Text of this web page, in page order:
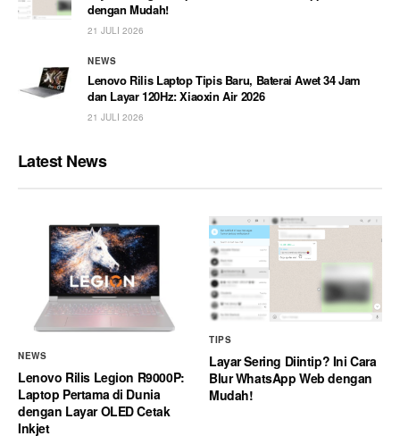
dengan Mudah!
21 JULI 2026
NEWS
Lenovo Rilis Laptop Tipis Baru, Baterai Awet 34 Jam
dan Layar 120Hz: Xiaoxin Air 2026
21 JULI 2026
Latest News
NEWS
Lenovo Rilis Legion R9000P:
Laptop Pertama di Dunia
dengan Layar OLED Cetak
Inkjet
TIPS
Layar Sering Diintip? Ini Cara
Blur WhatsApp Web dengan
Mudah!